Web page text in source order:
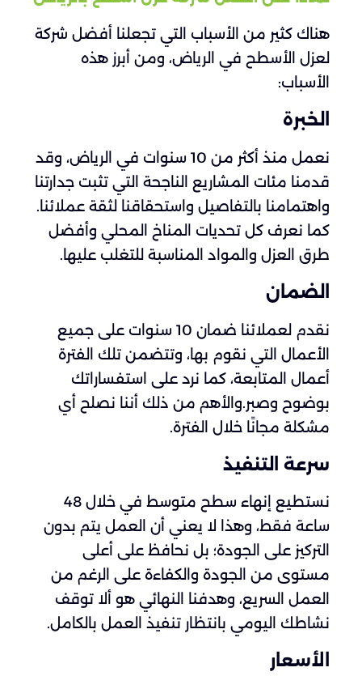
هناك كثير من الأسباب التي تجعلنا أفضل شركة
لعزل الأسطح في الرياض، ومن أبرز هذه
الأسباب:
الخبرة
نعمل منذ أكثر من 10 سنوات في الرياض، وقد
قدمنا مئات المشاريع الناجحة التي تثبت جدارتنا
واهتمامنا بالتفاصيل واستحقاقنا لثقة عملائنا.
كما نعرف كل تحديات المناخ المحلي وأفضل
طرق العزل والمواد المناسبة للتغلب عليها.
الضمان
نقدم لعملائنا ضمان 10 سنوات على جميع
الأعمال التي نقوم بها، وتتضمن تلك الفترة
أعمال المتابعة، كما نرد على استفساراتك
بوضوح وصبر.والأهم من ذلك أننا نصلح أي
مشكلة مجانًا خلال الفترة.
سرعة التنفيذ
نستطيع إنهاء سطح متوسط في خلال 48
ساعة فقط، وهذا لا يعني أن العمل يتم بدون
التركيز على الجودة؛ بل نحافظ على أعلى
مستوى من الجودة والكفاءة على الرغم من
العمل السريع، وهدفنا النهائي هو ألا توقف
نشاطك اليومي بانتظار تنفيذ العمل بالكامل.
الأسعار